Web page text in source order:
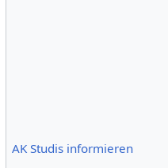
AK Studis informieren